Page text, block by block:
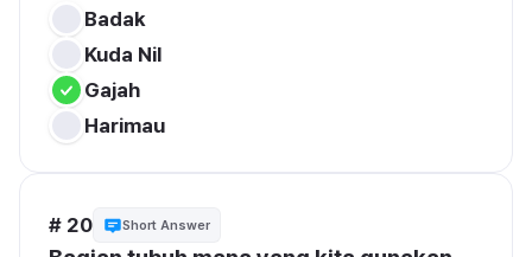
Badak
Kuda Nil
Gajah
Harimau
# 20 Short Answer